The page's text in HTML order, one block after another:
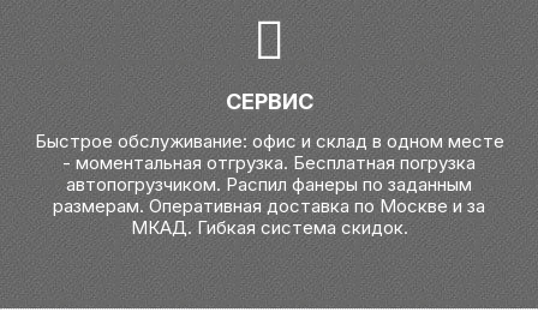
СЕРВИС
Быстрое обслуживание: офис и склад в одном месте
- моментальная отгрузка. Бесплатная погрузка
автопогрузчиком. Распил фанеры по заданным
размерам. Оперативная доставка по Москве и за
МКАД. Гибкая система скидок.